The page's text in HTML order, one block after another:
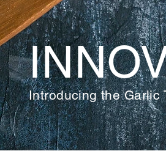
IN
Introducing the Garlic